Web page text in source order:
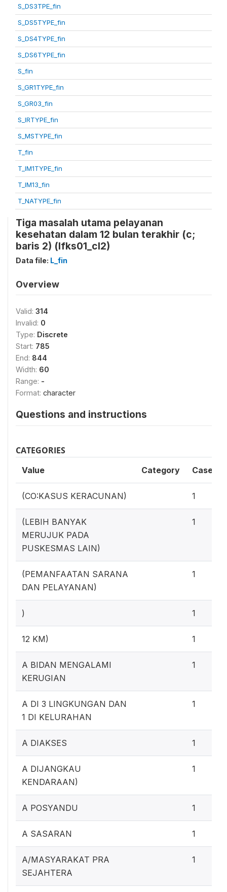
S_DS3TPE_fin
S_DS5TYPE_fin
S_DS4TYPE_fin
S_DS6TYPE_fin
S_fin
S_GR1TYPE_fin
S_GR03_fin
S_IRTYPE_fin
S_MSTYPE_fin
T_fin
T_IM1TYPE_fin
T_IM13_fin
T_NATYPE_fin
Tiga masalah utama pelayanan
kesehatan dalam 12 bulan terakhir (c;
baris 2) (lfks01_cl2)
Data file: L_fin
Overview
Valid: 314
Invalid: 0
Type: Discrete
Start: 785
End: 844
Width: 60
Range: -
Format: character
Questions and instructions
CATEGORIES
Value Category Cases
(CO:KASUS KERACUNAN) 1
(LEBIH BANYAK
MERUJUK PADA
PUSKESMAS LAIN)
1
(PEMANFAATAN SARANA
DAN PELAYANAN)
1
) 1
12 KM) 1
A BIDAN MENGALAMI
KERUGIAN
1
A DI 3 LINGKUNGAN DAN
1 DI KELURAHAN
1
A DIAKSES 1
A DIJANGKAU
KENDARAAN)
1
A POSYANDU 1
A SASARAN 1
A/MASYARAKAT PRA
SEJAHTERA
1